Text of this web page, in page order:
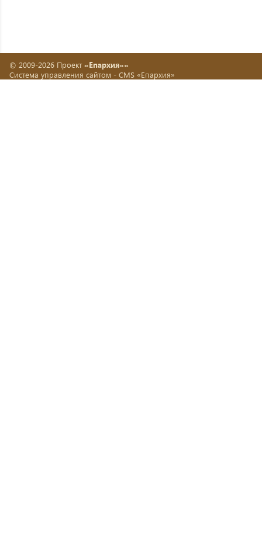
© 2009-2026 Проект «Епархия»»
Система управления сайтом - CMS «Епархия»